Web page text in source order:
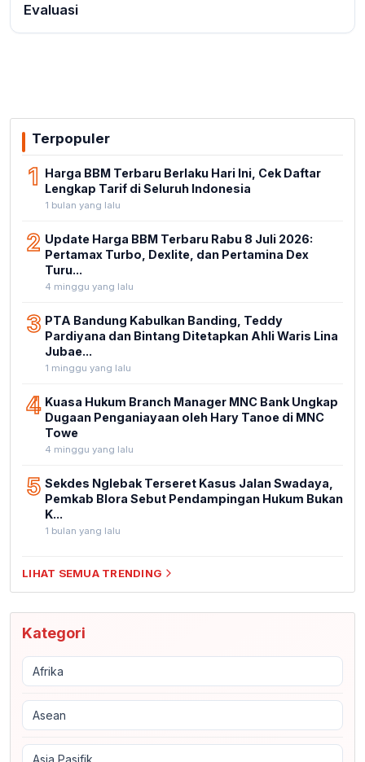
Evaluasi
Terpopuler
1 Harga BBM Terbaru Berlaku Hari Ini, Cek Daftar
Lengkap Tarif di Seluruh Indonesia
1 bulan yang lalu
2 Update Harga BBM Terbaru Rabu 8 Juli 2026:
Pertamax Turbo, Dexlite, dan Pertamina Dex
Turu...
4 minggu yang lalu
3 PTA Bandung Kabulkan Banding, Teddy
Pardiyana dan Bintang Ditetapkan Ahli Waris Lina
Jubae...
1 minggu yang lalu
4 Kuasa Hukum Branch Manager MNC Bank Ungkap
Dugaan Penganiayaan oleh Hary Tanoe di MNC
Towe
4 minggu yang lalu
5 Sekdes Nglebak Terseret Kasus Jalan Swadaya,
Pemkab Blora Sebut Pendampingan Hukum Bukan
K...
1 bulan yang lalu
LIHAT SEMUA TRENDING
Kategori
Afrika
Asean
Asia Pasifik